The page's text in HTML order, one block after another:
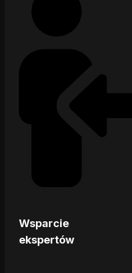
Wsparcie
ekspertów